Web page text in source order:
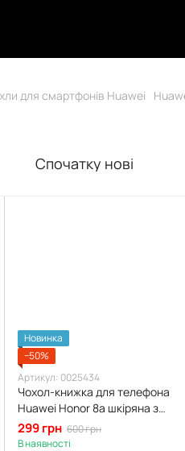
для смартфонів Huawei
Спочатку нові
Новинка
−50%
Артикул: 0025434
Чохол-книжка для телефона
Huawei Honor 8a шкіряна з
магнитною застібкою на
хуавей хонор 8a чорна
299 грн 600 грн
В наявності